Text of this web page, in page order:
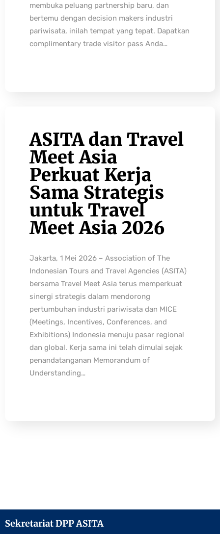
membuka peluang partnership baru, dan
bertemu dengan decision makers industri
pariwisata, inilah tempat yang tepat. Dapatkan
complimentary trade visitor pass Anda…
ASITA dan Travel
Meet Asia
Perkuat Kerja
Sama Strategis
untuk Travel
Meet Asia 2026
Jakarta, 1 Mei 2026 – Association of The
Indonesian Tours and Travel Agencies (ASITA)
bersama Travel Meet Asia terus memperkuat
sinergi strategis dalam mendorong
pertumbuhan industri pariwisata dan MICE
(Meetings, Incentives, Conferences, and
Exhibitions) Indonesia menuju pasar regional
dan global. Kerja sama ini telah dimulai sejak
penandatanganan Memorandum of
Understanding…
Sekretariat DPP ASITA